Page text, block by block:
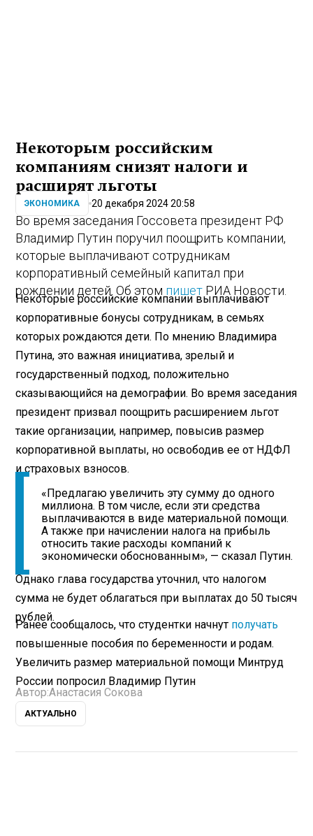
Некоторым российским
компаниям снизят налоги и
расширят льготы
ЭКОНОМИКА 20 декабря 2024 20:58
Во время заседания Госсовета президент РФ
Владимир Путин поручил поощрить компании,
которые выплачивают сотрудникам
корпоративный семейный капитал при
рождении детей. Об этом пишет РИА Новости.
Некоторые российские компании выплачивают
корпоративные бонусы сотрудникам, в семьях
которых рождаются дети. По мнению Владимира
Путина, это важная инициатива, зрелый и
государственный подход, положительно
сказывающийся на демографии. Во время заседания
президент призвал поощрить расширением льгот
такие организации, например, повысив размер
корпоративной выплаты, но освободив ее от НДФЛ
и страховых взносов.
«Предлагаю увеличить эту сумму до одного
миллиона. В том числе, если эти средства
выплачиваются в виде материальной помощи.
А также при начислении налога на прибыль
относить такие расходы компаний к
экономически обоснованным», — сказал Путин.
Однако глава государства уточнил, что налогом
сумма не будет облагаться при выплатах до 50 тысяч
рублей.
Ранее сообщалось, что студентки начнут получать
повышенные пособия по беременности и родам.
Увеличить размер материальной помощи Минтруд
России попросил Владимир Путин
Автор:Анастасия Сокова
АКТУАЛЬНО